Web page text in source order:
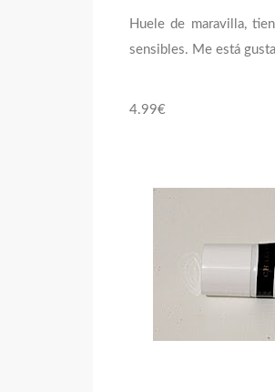
Huele de maravilla,
sensibles. Me está
4.99€